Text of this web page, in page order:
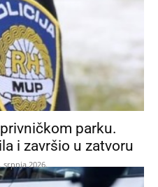
parku.
i završio u zatvoru
srpnja 2026.